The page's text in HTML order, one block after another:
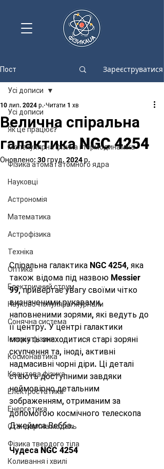
Пост Зареєструватися
Усі дописи
Як це працює?
Молекулярна фізика і термодинаміка
Фізика атома і атомного ядра
Науковці
Астрономія
Математика
Астрофізика
Техніка
Оптика
Електричний струм
Науково-популярні журнали
Сонячна система
Історія фізики
Космонавтика
Квантова фізика
Електростатика
Енергетика
Стандартна модель
Фізика твердого тіла
Коливання і хвилі
Усі дописи
Велична спіральна
галактика NGC 4254
10 лип. 2024 р. Читати 1 хв
Оновлено: 30 груд. 2024 р.
Спіральна галактика NGC 4254, яка
також відома під назвою Messier
99, привертає увагу своїми чітко
визначеними рукавами,
наповненими зорями, які ведуть до
її центру. У центрі галактики
можуть знаходитися старі зоряні
скупчення та, іноді, активні
надмасивні чорні діри. Ці деталі
стають доступними завдяки
неймовірно детальним
зображенням, отриманим за
допомогою космічного телескопа
Джеймса Вебба.
Чудеса NGC 4254